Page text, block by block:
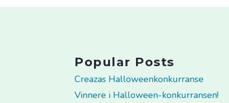
Popular Posts
Creazas Halloweenkonkurranse
Vinnere i Halloween-konkurransen!